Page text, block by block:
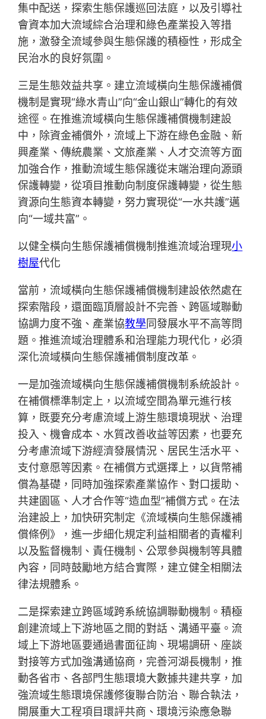
集中配送，探索生態保護巡回法庭，以及引導社
會資本加大流域綜合治理和綠色產業投入等措
施，激發全流域參與生態保護的積極性，形成全
民治水的良好氛圍。
三是生態效益共享。建立流域橫向生態保護補償
機制是實現“綠水青山”向“金山銀山”轉化的有效
途徑。在推進流域橫向生態保護補償機制建設
中，除資金補償外，流域上下游在綠色金融、新
興產業、傳統農業、文旅產業、人才交流等方面
加強合作，推動流域生態保護從末端治理向源頭
保護轉變，從項目推動向制度保護轉變，從生態
資源向生態資本轉變，努力實現從“一水共護”邁
向“一域共富”。
以健全橫向生態保護補償機制推進流域治理現小
樹屋代化
當前，流域橫向生態保護補償機制建設依然處在
探索階段，還面臨頂層設計不完善、跨區域聯動
協調力度不強、產業協教學同發展水平不高等問
題。推進流域治理體系和治理能力現代化，必須
深化流域橫向生態保護補償制度改革。
一是加強流域橫向生態保護補償機制系統設計。
在補償標準制定上，以流域空間為單元進行核
算，既要充分考慮流域上游生態環境現狀、治理
投入、機會成本、水質改善收益等因素，也要充
分考慮流域下游經濟發展情況、居民生活水平、
支付意愿等因素。在補償方式選擇上，以貨幣補
償為基礎，同時加強探索產業協作、對口援助、
共建園區、人才合作等“造血型”補償方式。在法
治建設上，加快研究制定《流域橫向生態保護補
償條例》，進一步細化規定利益相關者的責權利
以及監督機制、責任機制、公眾參與機制等具體
內容，同時鼓勵地方結合實際，建立健全相關法
律法規體系。
二是探索建立跨區域跨系統協調聯動機制。積極
創建流域上下游地區之間的對話、溝通平臺。流
域上下游地區要通過書面征詢、現場調研、座談
對接等方式加強溝通協商，完善河湖長機制，推
動各省市、各部門生態環境大數據共建共享，加
強流域生態環境保護修復聯合防治、聯合執法，
開展重大工程項目環評共商、環境污染應急聯